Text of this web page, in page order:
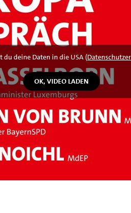
du deine Daten in die USA (